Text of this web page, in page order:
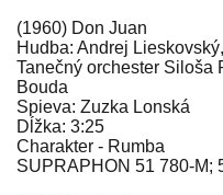
(1960) Don Juan
Hudba: Andrej
Tanečný orchester Siloša
Bouda
Spieva: Zuzka Lonská
Dĺžka: 3:25
Charakter - Rumba
SUPRAPHON 51 780-M;